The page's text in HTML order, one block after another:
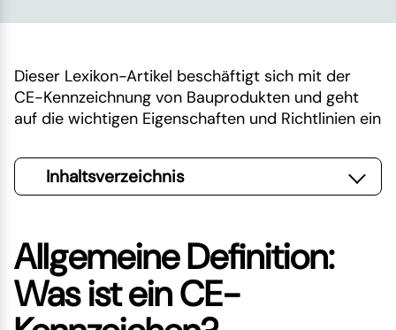
Dieser Lexikon-Artikel beschäftigt sich mit der
CE-Kennzeichnung von Bauprodukten und geht
auf die wichtigen Eigenschaften und Richtlinien ein
Inhaltsverzeichnis
Allgemeine Definition:
Was ist ein CE-